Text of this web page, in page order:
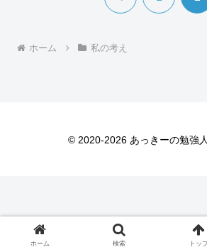
ホーム 私の考え
© 2020-2026 あっきーの勉強
ホーム 検索 トッ